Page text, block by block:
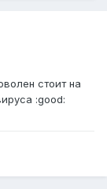
стоит на
:good: